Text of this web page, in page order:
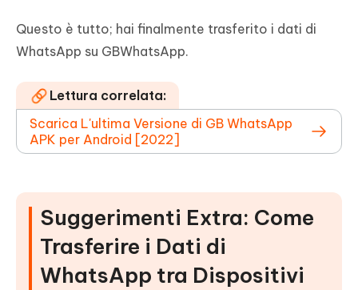
Questo è tutto; hai finalmente trasferito i dati di
WhatsApp su GBWhatsApp.
Lettura correlata:
Scarica L'ultima Versione di GB WhatsApp
APK per Android [2022]‎
Suggerimenti Extra: Come
Trasferire i Dati di
WhatsApp tra Dispositivi